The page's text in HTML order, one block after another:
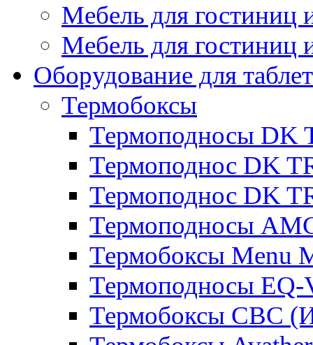
Мебель для
Мебель для гостиниц
Оборудование для
Термобоксы
Термоподносы DK
Термоподнос DK
Термоподнос DK
Термоподносы
Термобоксы Menu
Термоподносы EQ-
Термобоксы CBC